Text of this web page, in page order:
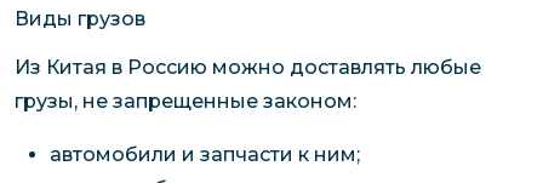
Виды грузов
Из Китая в Россию можно доставлять любые
грузы, не запрещенные законом:
автомобили и запчасти к ним;